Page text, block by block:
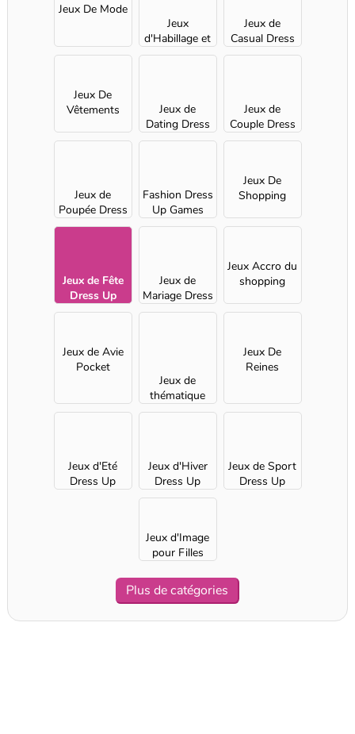
Jeux De Mode
Jeux
d'Habillage et
Accessoires
Jeux de
Casual Dress
Up pour Filles
Jeux De
Vêtements
Jeux de
Dating Dress
Up pour Filles
Jeux de
Couple Dress
Up pour Filles
Jeux de
Poupée Dress
Up pour Filles
Fashion Dress
Up Games
Jeux De
Shopping
Jeux de Fête
Dress Up
pour Filles
Jeux de
Mariage Dress
Up pour Filles
Jeux Accro du
shopping
Jeux de Avie
Pocket
Jeux de
thématique
Dress Up
Jeux De
Reines
Jeux d'Eté
Dress Up
Jeux d'Hiver
Dress Up
pour Filles
Jeux de Sport
Dress Up
Jeux d'Image
pour Filles
Plus de catégories